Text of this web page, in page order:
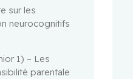
sur les
neurocognitifs
1) – Les
parentale